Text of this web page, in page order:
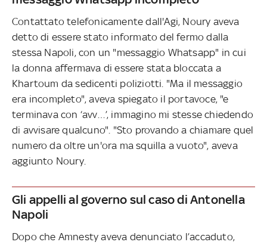
Contattato telefonicamente dall'Agi, Noury aveva
detto di essere stato informato del fermo dalla
stessa Napoli, con un "messaggio Whatsapp" in cui
la donna affermava di essere stata bloccata a
Khartoum da sedicenti poliziotti. "Ma il messaggio
era incompleto", aveva spiegato il portavoce, "e
terminava con ‘avv…’, immagino mi stesse chiedendo
di avvisare qualcuno". "Sto provando a chiamare quel
numero da oltre un'ora ma squilla a vuoto", aveva
aggiunto Noury.
Gli appelli al governo sul caso di Antonella
Napoli
Dopo che Amnesty aveva denunciato l’accaduto,